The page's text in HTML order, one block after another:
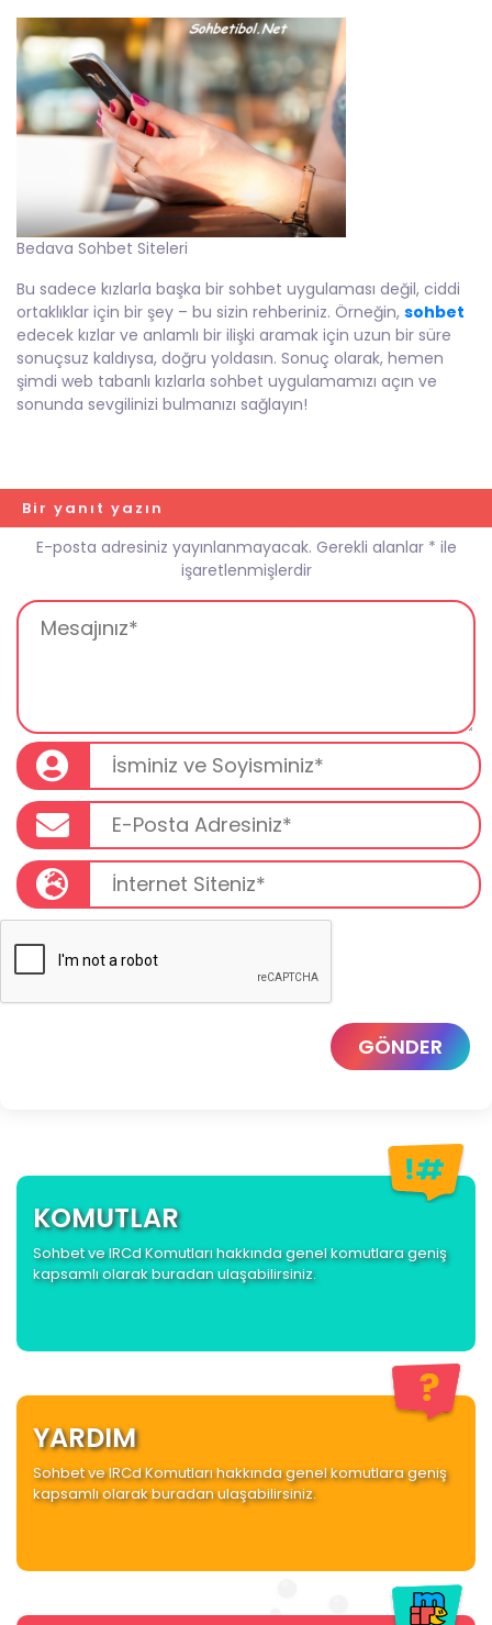
Bedava Sohbet Siteleri
Bu sadece kızlarla başka bir sohbet uygulaması değil, ciddi
ortaklıklar için bir şey – bu sizin rehberiniz. Örneğin, sohbet
edecek kızlar ve anlamlı bir ilişki aramak için uzun bir süre
sonuçsuz kaldıysa, doğru yoldasın. Sonuç olarak, hemen
şimdi web tabanlı kızlarla sohbet uygulamamızı açın ve
sonunda sevgilinizi bulmanızı sağlayın!
Bir yanıt yazın
E-posta adresiniz yayınlanmayacak. Gerekli alanlar * ile
işaretlenmişlerdir
GÖNDER
KOMUTLAR
Sohbet ve IRCd Komutları hakkında genel komutlara geniş
kapsamlı olarak buradan ulaşabilirsiniz.
YARDIM
Sohbet ve IRCd Komutları hakkında genel komutlara geniş
kapsamlı olarak buradan ulaşabilirsiniz.